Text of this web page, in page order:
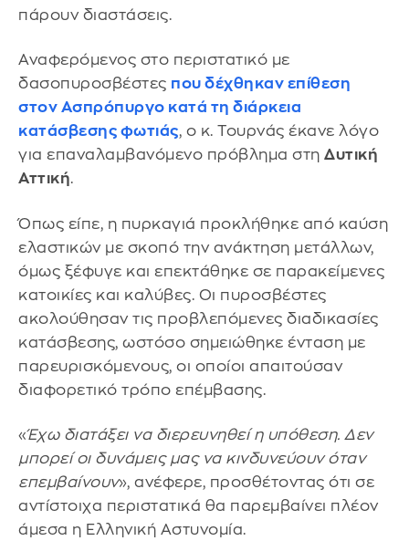
πάρουν διαστάσεις.
Αναφερόμενος στο περιστατικό με
δασοπυροσβέστες που δέχθηκαν επίθεση
στον Ασπρόπυργο κατά τη διάρκεια
κατάσβεσης φωτιάς, ο κ. Τουρνάς έκανε λόγο
για επαναλαμβανόμενο πρόβλημα στη Δυτική
Αττική.
Όπως είπε, η πυρκαγιά προκλήθηκε από καύση
ελαστικών με σκοπό την ανάκτηση μετάλλων,
όμως ξέφυγε και επεκτάθηκε σε παρακείμενες
κατοικίες και καλύβες. Οι πυροσβέστες
ακολούθησαν τις προβλεπόμενες διαδικασίες
κατάσβεσης, ωστόσο σημειώθηκε ένταση με
παρευρισκόμενους, οι οποίοι απαιτούσαν
διαφορετικό τρόπο επέμβασης.
«Έχω διατάξει να διερευνηθεί η υπόθεση. Δεν
μπορεί οι δυνάμεις μας να κινδυνεύουν όταν
επεμβαίνουν», ανέφερε, προσθέτοντας ότι σε
αντίστοιχα περιστατικά θα παρεμβαίνει πλέον
άμεσα η Ελληνική Αστυνομία.